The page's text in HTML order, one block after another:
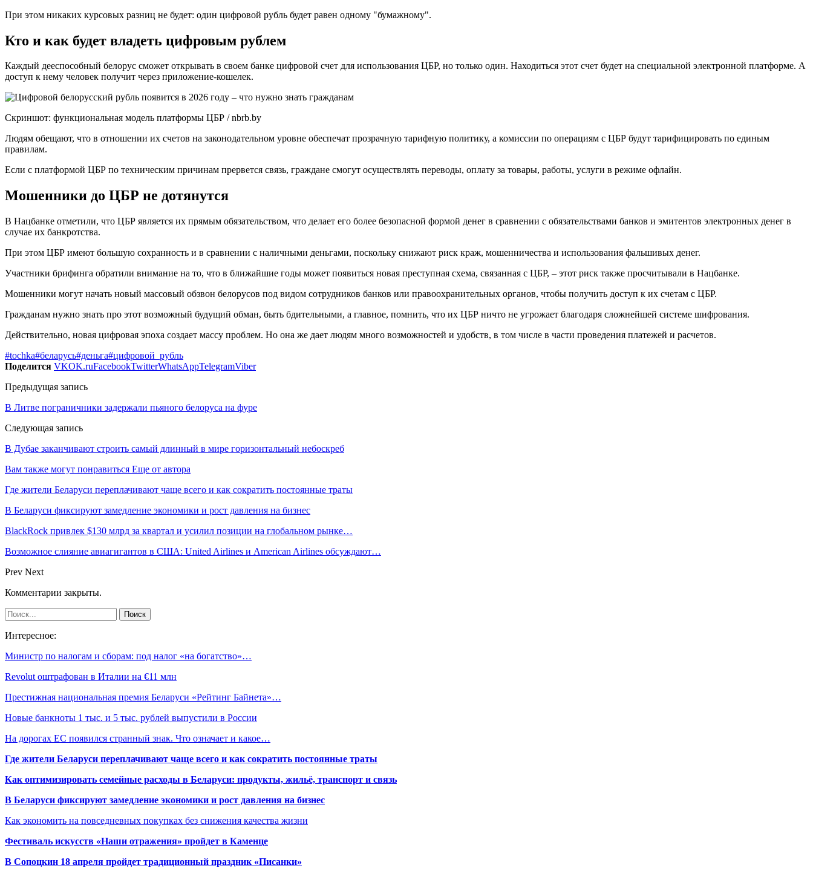
При этом никаких курсовых разниц не будет: один цифровой рубль будет равен одному "бумажному".
Кто и как будет владеть цифровым рублем
Каждый дееспособный белорус сможет открывать в своем банке цифровой счет для использования ЦБР, но только один. Находиться этот счет будет на специальной электронной платформе. А
доступ к нему человек получит через приложение-кошелек.
Скриншот: функциональная модель платформы ЦБР / nbrb.by
Людям обещают, что в отношении их счетов на законодательном уровне обеспечат прозрачную тарифную политику, а комиссии по операциям с ЦБР будут тарифицировать по единым
правилам.
Если с платформой ЦБР по техническим причинам прервется связь, граждане смогут осуществлять переводы, оплату за товары, работы, услуги в режиме офлайн.
Мошенники до ЦБР не дотянутся
В Нацбанке отметили, что ЦБР является их прямым обязательством, что делает его более безопасной формой денег в сравнении с обязательствами банков и эмитентов электронных денег в
случае их банкротства.
При этом ЦБР имеют большую сохранность и в сравнении с наличными деньгами, поскольку снижают риск краж, мошенничества и использования фальшивых денег.
Участники брифинга обратили внимание на то, что в ближайшие годы может появиться новая преступная схема, связанная с ЦБР, – этот риск также просчитывали в Нацбанке.
Мошенники могут начать новый массовый обзвон белорусов под видом сотрудников банков или правоохранительных органов, чтобы получить доступ к их счетам с ЦБР.
Гражданам нужно знать про этот возможный будущий обман, быть бдительными, а главное, помнить, что их ЦБР ничто не угрожает благодаря сложнейшей системе шифрования.
Действительно, новая цифровая эпоха создает массу проблем. Но она же дает людям много возможностей и удобств, в том числе в части проведения платежей и расчетов.
#tochka#беларусь#деньга#цифровой_рубль
Поделится VKOK.ruFacebookTwitterWhatsAppTelegramViber
Предыдущая запись
В Литве пограничники задержали пьяного белоруса на фуре
Следующая запись
В Дубае заканчивают строить самый длинный в мире горизонтальный небоскреб
Вам также могут понравиться Еще от автора
Где жители Беларуси переплачивают чаще всего и как сократить постоянные траты
В Беларуси фиксируют замедление экономики и рост давления на бизнес
BlackRock привлек $130 млрд за квартал и усилил позиции на глобальном рынке…
Возможное слияние авиагигантов в США: United Airlines и American Airlines обсуждают…
Prev Next
Комментарии закрыты.
Интересное:
Министр по налогам и сборам: под налог «на богатство»…
Revolut оштрафован в Италии на €11 млн
Престижная национальная премия Беларуси «Рейтинг Байнета»…
Новые банкноты 1 тыс. и 5 тыс. рублей выпустили в России
На дорогах ЕС появился странный знак. Что означает и какое…
Где жители Беларуси переплачивают чаще всего и как сократить постоянные траты
Как оптимизировать семейные расходы в Беларуси: продукты, жильё, транспорт и связь
В Беларуси фиксируют замедление экономики и рост давления на бизнес
Как экономить на повседневных покупках без снижения качества жизни
Фестиваль искусств «Наши отражения» пройдет в Каменце
В Сопоцкин 18 апреля пройдет традиционный праздник «Писанки»